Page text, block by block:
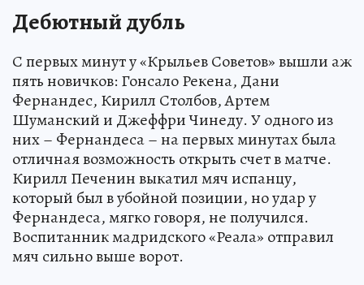
Дебютный дубль
С первых минут у «Крыльев Советов» вышли аж
пять новичков: Гонсало Рекена, Дани
Фернандес, Кирилл Столбов, Артем
Шуманский и Джеффри Чинеду. У одного из
них – Фернандеса – на первых минутах была
отличная возможность открыть счет в матче.
Кирилл Печенин выкатил мяч испанцу,
который был в убойной позиции, но удар у
Фернандеса, мягко говоря, не получился.
Воспитанник мадридского «Реала» отправил
мяч сильно выше ворот.